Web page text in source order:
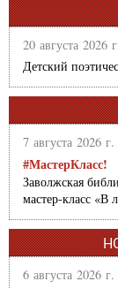
20 августа 2026
Детский
7 августа 2026 г.
#МастерКласс!
Заволжская
мастер-класс «В
6 августа 2026 г.